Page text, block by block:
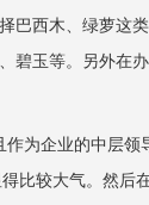
巴西木、绿萝这
碧玉等。另外在
为企业的中层
比较大气。然